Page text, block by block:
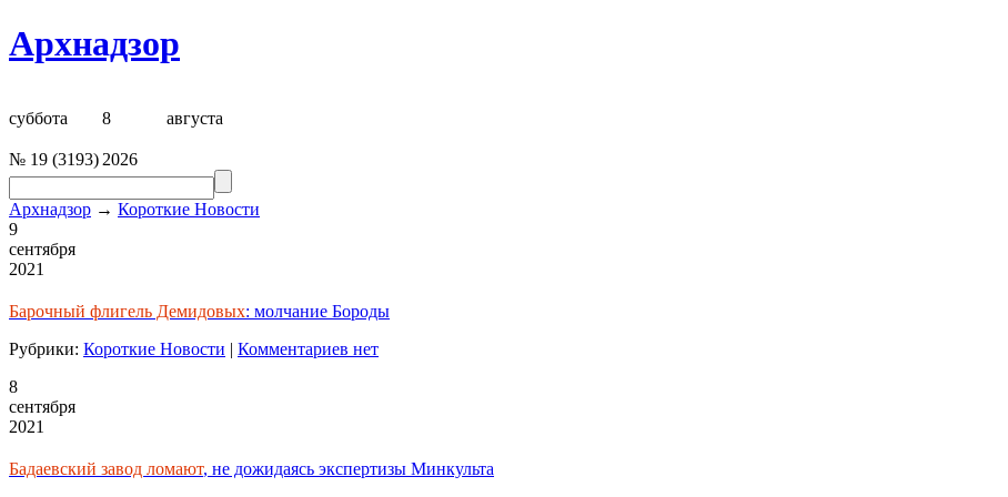
Архнадзор
суббота 8 августа
№ 19 (3193) 2026
Архнадзор → Короткие Новости
9
сентября
2021
Барочный флигель Демидовых: молчание Бороды
Рубрики: Короткие Новости | Комментариев нет
8
сентября
2021
Бадаевский завод ломают, не дожидаясь экспертизы Минкульта